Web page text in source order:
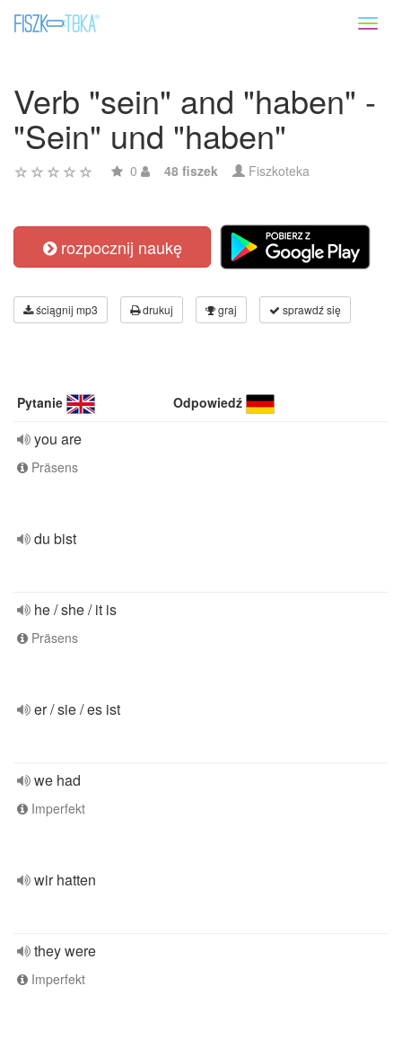
Verb "sein" and "haben" -
"Sein" und "haben"
0 48 fiszek Fiszkoteka
rozpocznij naukę
ściągnij mp3 drukuj graj sprawdź się
Pytanie Odpowiedź
you are
Präsens
du bist
he / she / it is
Präsens
er / sie / es ist
we had
Imperfekt
wir hatten
they were
Imperfekt